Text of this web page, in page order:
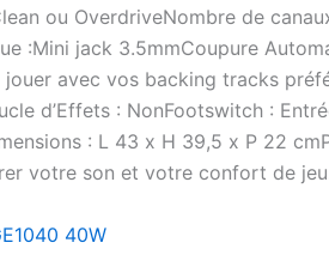
ou OverdriveNombre de
:Mini jack 3.5mmCoupure
avec vos backing tracks
d’Effets : NonFootswitch :
: L 43 x H 39,5 x P 22
votre son et votre confort de
40W